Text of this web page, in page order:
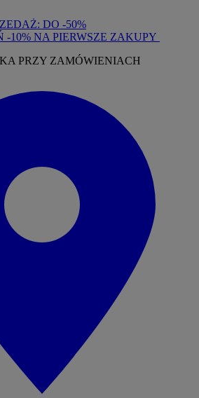
DO -50%
-10% NA PIERWSZE ZAKUPY
PRZY ZAMÓWIENIACH